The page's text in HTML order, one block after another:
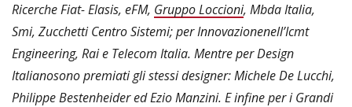
Ricerche Fiat- Elasis, eFM, Gruppo Loccioni, Mbda Italia,
Smi, Zucchetti Centro Sistemi; per Innovazionenell’Icmt
Engineering, Rai e Telecom Italia. Mentre per Design
Italianosono premiati gli stessi designer: Michele De Lucchi,
Philippe Bestenheider ed Ezio Manzini. E infine per i Grandi